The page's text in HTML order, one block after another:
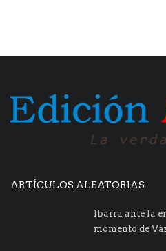
ARTÍCULOS ALEATORIAS
Ibarra ante la
momento de